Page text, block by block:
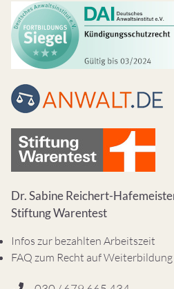
Dr. Sabine Reichert-
Stiftung Warentest
Infos zur bezahlten Arbeitszeit
FAQ zum Recht auf Weiterbildung